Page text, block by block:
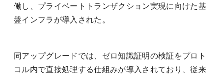
働し、プライベートトランザクション実現に向けた基
盤インフラが導入された。
同アップグレードでは、ゼロ知識証明の検証をプロト
コル内で直接処理する仕組みが導入されており、従来